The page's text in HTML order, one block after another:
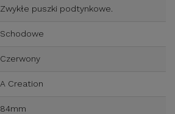
Zwykłe puszki podtynkowe.
Schodowe
Czerwony
A Creation
84mm